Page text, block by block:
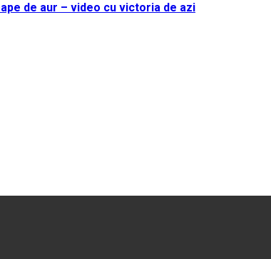
de aur – video cu victoria de azi